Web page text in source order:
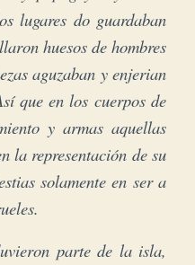
lugares do guardaban
huesos de hombres
aguzaban y enjerian
que en los cuerpos de
y armas aquellas
la representación de su
solamente en ser a
parte de la isla,